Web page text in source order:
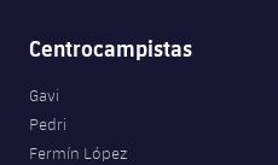
Centrocampistas
Gavi
Pedri
Fermín López